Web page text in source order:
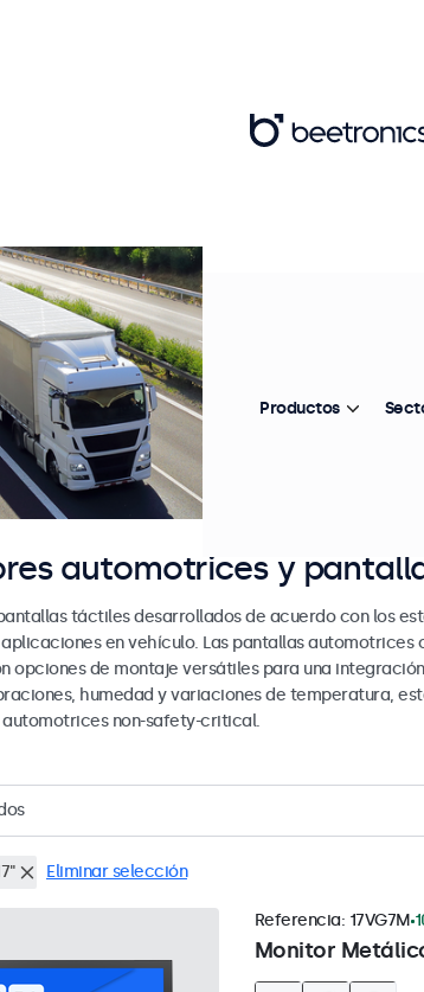
automotrices y
táctiles desarrollados de acuerdo con los
en vehículo. Las pantallas
opciones de montaje versátiles para una
humedad y variaciones de temperatura,
non-safety-critical.
Eliminar selección
Monitor
Referencia: 17VG7M
Productos